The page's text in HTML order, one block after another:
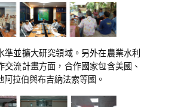
準並擴大研究領域。另外在農業水利
交流計畫方面，合作國家包含美國、
阿拉伯與布吉納法索等國。